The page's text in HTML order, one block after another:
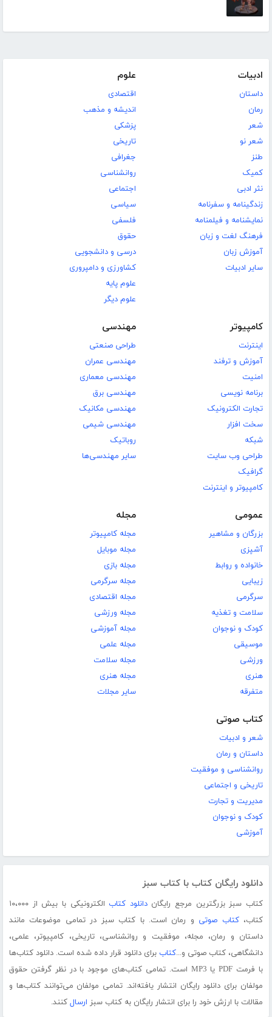
ادبیات
داستان
رمان
شعر
شعر نو
طنز
کمیک
نثر ادبی
زندگینامه و سفرنامه
نمایشنامه و فیلمنامه
فرهنگ لغت و زبان
آموزش زبان
سایر ادبیات
علوم
اقتصادی
اندیشه و مذهب
پزشکی
تاریخی
جغرافی
روانشناسی
اجتماعی
سیاسی
فلسفی
حقوق
درسی و دانشجویی
کشاورزی و دامپروری
علوم پایه
علوم دیگر
کامپیوتر
اینترنت
آموزش و ترفند
امنیت
برنامه نویسی
تجارت الکترونیک
سخت افزار
شبکه
طراحی وب سایت
گرافیک
کامپیوتر و اینترنت
مهندسی
طراحی صنعتی
مهندسی عمران
مهندسی معماری
مهندسی برق
مهندسی مکانیک
مهندسی شیمی
روباتیک
سایر مهندسی‌ها
عمومی
بزرگان و مشاهیر
آشپزی
خانواده و روابط
زیبایی
سرگرمی
سلامت و تغذیه
کودک و نوجوان
موسیقی
ورزشی
هنری
متفرقه
مجله
مجله کامپیوتر
مجله موبایل
مجله بازی
مجله سرگرمی
مجله اقتصادی
مجله ورزشی
مجله آموزشی
مجله علمی
مجله سلامت
مجله هنری
سایر مجلات
کتاب صوتی
شعر و ادبیات
داستان و رمان
روانشناسی و موفقیت
تاریخی و اجتماعی
مدیریت و تجارت
کودک و نوجوان
آموزشی
دانلود رایگان کتاب با کتاب سبز
کتاب سبز بزرگترین مرجع رایگاندانلود کتاب
الکترونیکی با بیش از ۱۰،۰۰۰
کتاب،کتاب صوتی و رمان است. با کتاب سبز در تمامی موضوعات مانند
داستان و رمان، مجله، موفقیت و روانشناسی، تاریخی، کامپیوتر، علمی،
دانشگاهی، کتاب صوتی و...کتاب برای دانلود قرار داده شده است. دانلود کتاب‌ها
با فرمت PDF یا MP3 است. تمامی کتاب‌های موجود با در نظر گرفتن حقوق
مولفان برای دانلود رایگان انتشار یافته‌اند. تمامی مولفان می‌توانند کتاب‌ها و
مقالات با ارزش خود را برای انتشار رایگان به کتاب سبز ارسال کنند.